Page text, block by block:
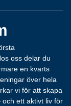
oss delar du
en kvarts
över hela
vi för att skapa
ett aktivt liv för